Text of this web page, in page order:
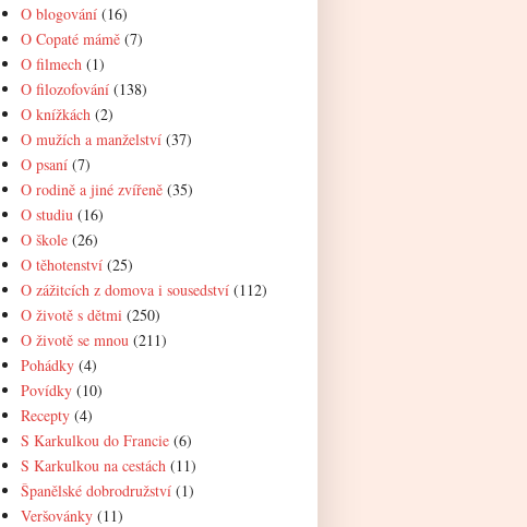
O blogování (16)
O Copaté mámě (7)
O filmech (1)
O filozofování (138)
O knížkách (2)
O mužích a manželství (37)
O psaní (7)
O rodině a jiné zvířeně (35)
O studiu (16)
O škole (26)
O těhotenství (25)
O zážitcích z domova i sousedství (112)
O životě s dětmi (250)
O životě se mnou (211)
Pohádky (4)
Povídky (10)
Recepty (4)
S Karkulkou do Francie (6)
S Karkulkou na cestách (11)
Španělské dobrodružství (1)
Veršovánky (11)